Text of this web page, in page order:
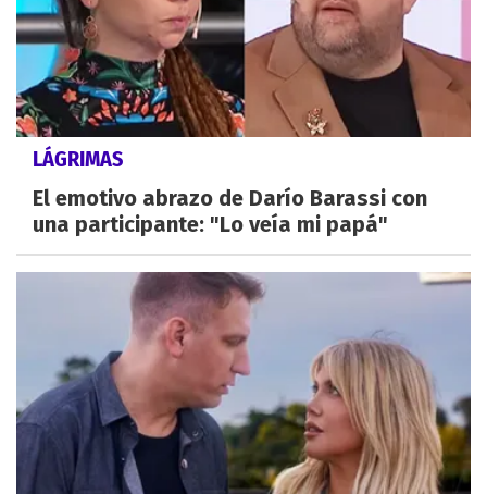
LÁGRIMAS
El emotivo abrazo de Darío Barassi con
una participante: "Lo veía mi papá"